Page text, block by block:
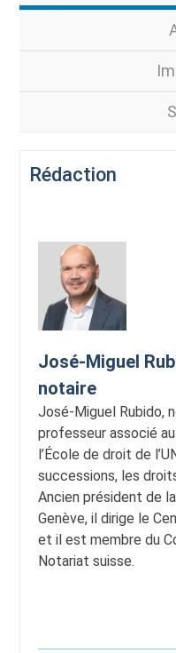
Rédaction
José-Miguel
notaire
José-Miguel Rubido,
professeur associé
l’École de droit de
successions, les
Ancien président de
Genève, il dirige le
et il est membre du
Notariat suisse.